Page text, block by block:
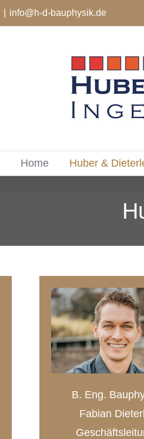
info@h-d-bauphysik.de
Home Huber &
B. Eng.
Fabian